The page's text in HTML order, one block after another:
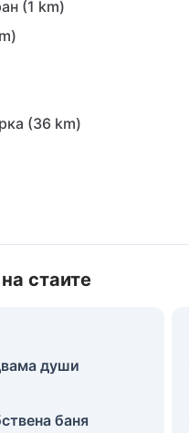
(1 km)
(36 km)
стаите
души
баня